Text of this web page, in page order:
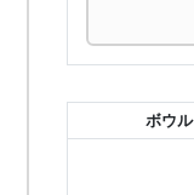
ボウル